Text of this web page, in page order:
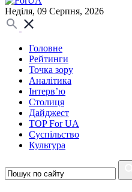
Неділя, 09 Серпня, 2026
Головне
Рейтинги
Точка зору
Аналітика
Інтерв’ю
Столиця
Дайджест
TOP For UA
Суспiльство
Культура